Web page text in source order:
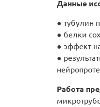
Данные
● тубулин
● белки
● эффект
●
Работа